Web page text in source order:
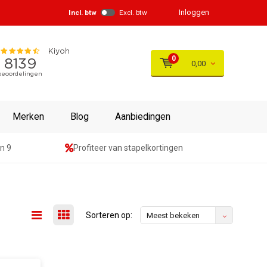
Incl. btw Excl. btw Inloggen
0
0,00
Merken Blog Aanbiedingen
9 Profiteer van stapelkortingen
Sorteren op: Meest bekeken